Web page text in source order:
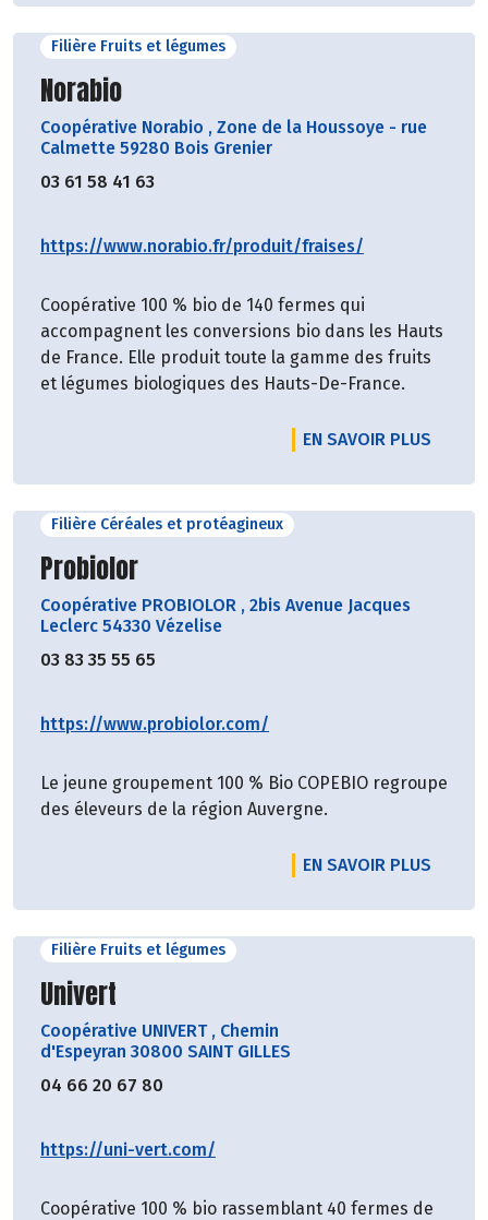
Filière Fruits et légumes
Découvrir le producteur
Norabio
Coopérative Norabio , Zone de la Houssoye - rue
Calmette 59280 Bois Grenier
03 61 58 41 63
https://www.norabio.fr/produit/fraises/
Coopérative 100 % bio de 140 fermes qui
accompagnent les conversions bio dans les Hauts
de France. Elle produit toute la gamme des fruits
et légumes biologiques des Hauts-De-France.
EN SAVOIR PLUS
Filière Céréales et protéagineux
Découvrir le producteur
Probiolor
Coopérative PROBIOLOR , 2bis Avenue Jacques
Leclerc 54330 Vézelise
03 83 35 55 65
https://www.probiolor.com/
Le jeune groupement 100 % Bio COPEBIO regroupe
des éleveurs de la région Auvergne.
EN SAVOIR PLUS
Filière Fruits et légumes
Découvrir le producteur
Univert
Coopérative UNIVERT , Chemin
d'Espeyran 30800 SAINT GILLES
04 66 20 67 80
https://uni-vert.com/
Coopérative 100 % bio rassemblant 40 fermes de